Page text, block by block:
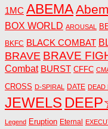
1MC ABEMA
BOX WORLD AROUSAL
BKFC BLACK COMBAT
BRAVE BRAVE
Combat BURST CFFC
CROSS D-SPIRAL DATE DEAD
JEWELS
Legend Eruption Eternal